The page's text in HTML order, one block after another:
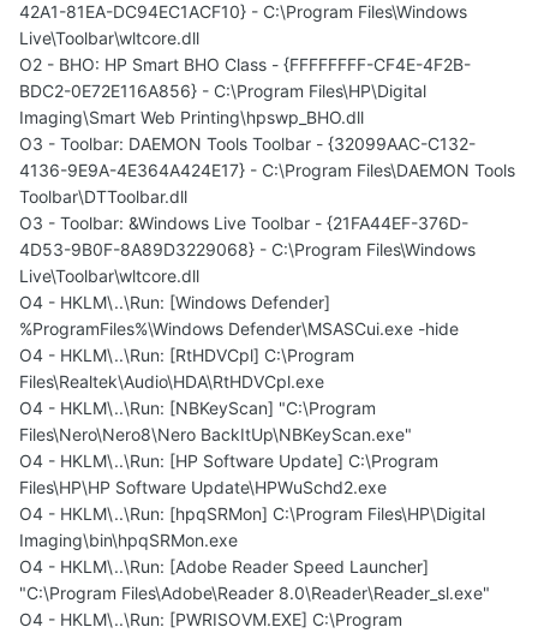
42A1-81EA-DC94EC1ACF10} - C:\Program Files\Windows
Live\Toolbar\wltcore.dll
O2 - BHO: HP Smart BHO Class - {FFFFFFFF-CF4E-4F2B-
BDC2-0E72E116A856} - C:\Program Files\HP\Digital
Imaging\Smart Web Printing\hpswp_BHO.dll
O3 - Toolbar: DAEMON Tools Toolbar - {32099AAC-C132-
4136-9E9A-4E364A424E17} - C:\Program Files\DAEMON Tools
Toolbar\DTToolbar.dll
O3 - Toolbar: &Windows Live Toolbar - {21FA44EF-376D-
4D53-9B0F-8A89D3229068} - C:\Program Files\Windows
Live\Toolbar\wltcore.dll
O4 - HKLM\..\Run: [Windows Defender]
%ProgramFiles%\Windows Defender\MSASCui.exe -hide
O4 - HKLM\..\Run: [RtHDVCpl] C:\Program
Files\Realtek\Audio\HDA\RtHDVCpl.exe
O4 - HKLM\..\Run: [NBKeyScan] "C:\Program
Files\Nero\Nero8\Nero BackItUp\NBKeyScan.exe"
O4 - HKLM\..\Run: [HP Software Update] C:\Program
Files\HP\HP Software Update\HPWuSchd2.exe
O4 - HKLM\..\Run: [hpqSRMon] C:\Program Files\HP\Digital
Imaging\bin\hpqSRMon.exe
O4 - HKLM\..\Run: [Adobe Reader Speed Launcher]
"C:\Program Files\Adobe\Reader 8.0\Reader\Reader_sl.exe"
O4 - HKLM\..\Run: [PWRISOVM.EXE] C:\Program